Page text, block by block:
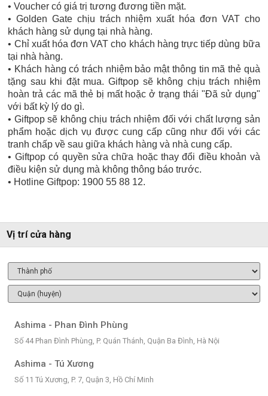
• Voucher có giá trị tương đương tiền mặt.
• Golden Gate chịu trách nhiệm xuất hóa đơn VAT cho
khách hàng sử dụng tại nhà hàng.
• Chỉ xuất hóa đơn VAT cho khách hàng trực tiếp dùng bữa
tại nhà hàng.
• Khách hàng có trách nhiệm bảo mật thông tin mã thẻ quà
tặng sau khi đặt mua. Giftpop sẽ không chịu trách nhiệm
hoàn trả các mã thẻ bị mất hoặc ở trạng thái "Đã sử dụng"
với bất kỳ lý do gì.
• Giftpop sẽ không chịu trách nhiệm đối với chất lượng sản
phẩm hoặc dịch vụ được cung cấp cũng như đối với các
tranh chấp về sau giữa khách hàng và nhà cung cấp.
• Giftpop có quyền sửa chữa hoặc thay đổi điều khoản và
điều kiện sử dụng mà không thông báo trước.
• Hotline Giftpop: 1900 55 88 12.
Vị trí cửa hàng
Ashima - Phan Đình Phùng
Số 44 Phan Đình Phùng, P. Quán Thánh, Quận Ba Đình, Hà Nội
Ashima - Tú Xương
Số 11 Tú Xương, P. 7, Quận 3, Hồ Chí Minh